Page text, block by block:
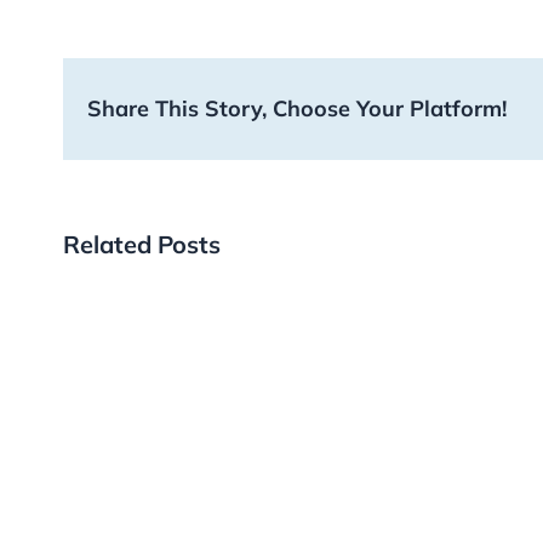
Share This Story, Choose Your Platform!
Related Posts